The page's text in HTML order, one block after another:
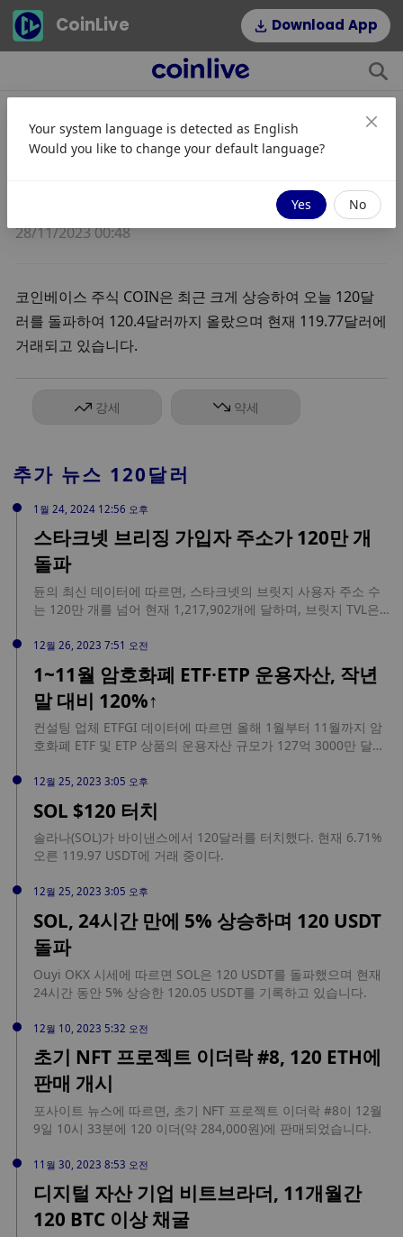
CoinLive Download App
코인베이스 주가가 잠시 120달러를
28/11/2023 00:48
코인베이스 주식 COIN은 최근 크게 상승하여 오늘 120달
러를 돌파하여 120.4달러까지 올랐으며 현재 119.77달러에
거래되고 있습니다.
강세 약세
추가 뉴스 120달러
1월 24, 2024 12:56 오후
스타크넷 브리징 가입자 주소가 120만 개
돌파
듄의 최신 데이터에 따르면, 스타크넷의 브릿지 사용자 주소 수
는 120만 개를 넘어 현재 1,217,902개에 달하며, 브릿지 TVL은
니다.
12월 26, 2023 7:51 오전
1~11월 암호화폐 ETF·ETP 운용자산, 작년
말 대비 120%↑
컨설팅 업체 ETFGI 데이터에 따르면 올해 1월부터 11월까지 암
호화폐 ETF 및 ETP 상품의 운용자산 규모가 127억 3000만 달러
12월 25, 2023 3:05 오후
SOL $120 터치
솔라나(SOL)가 바이낸스에서 120달러를 터치했다. 현재 6.71%
오른 119.97 USDT에 거래 중이다.
12월 25, 2023 3:05 오후
SOL, 24시간 만에 5% 상승하며 120 USDT
돌파
Ouyi OKX 시세에 따르면 SOL은 120 USDT를 돌파했으며 현재
24시간 동안 5% 상승한 120.05 USDT를 기록하고 있습니다.
12월 10, 2023 5:32 오전
초기 NFT 프로젝트 이더락 #8, 120 ETH에
판매 개시
포사이트 뉴스에 따르면, 초기 NFT 프로젝트 이더락 #8이 12월
9일 10시 33분에 120 이더(약 284,000원)에 판매되었습니다.
11월 30, 2023 8:53 오전
디지털 자산 기업 비트브라더, 11개월간
120 BTC 이상 채굴
Your system language is detected as English
Would you like to change your default language?
Yes No